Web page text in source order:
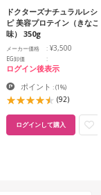
ドクターズナチュラルレシ
ピ 美容プロテイン（きなこ
味） 350g
メーカー価格 ¥3,500
EG卸価
ログイン後表示
ポイント :(1%)
(92)
ログインして購入